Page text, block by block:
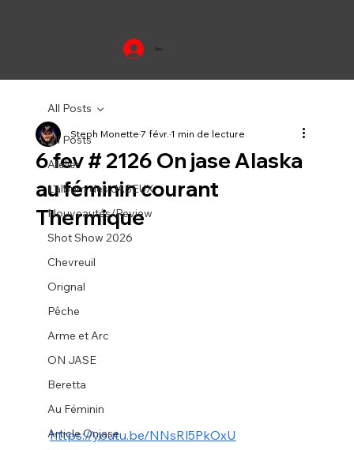
Se connecter
All Posts
Atelier
L'album des JASEUX
Nouveautés/Review
Shot Show 2026
Chevreuil
Orignal
Pêche
Arme et Arc
ON JASE
Beretta
Au Féminin
Article Onjase
All Posts
6 fev # 2126 On jase Alaska
au féminin courant
Thermique
Steph Monette7 févr.1 min de lecture
https://youtu.be/NNsRl5PkOxU